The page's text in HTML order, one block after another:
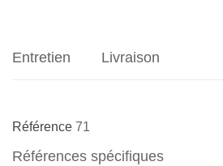
Entretien Livraison
Référence 71
Références spécifiques